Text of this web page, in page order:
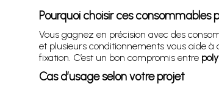
Pourquoi choisir ces consommables
Vous gagnez en précision avec des
et plusieurs conditionnements vous aide à
fixation. C’est un bon compromis entre
Cas d’usage selon votre projet